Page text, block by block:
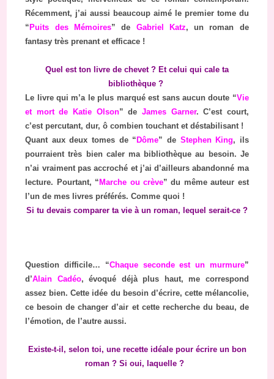
Récemment, j’ai aussi beaucoup aimé le premier tome du
“ Puits des Mémoires” de Gabriel Katz, un roman de
fantasy très prenant et efficace !
Quel est ton livre de chevet ? Et celui qui cale ta
bibliothèque ?
Le livre qui m’a le plus marqué est sans aucun doute “Vie
et mort de Katie Olson” de James Garner. C’est court,
c’est percutant, dur, ô combien touchant et déstabilisant !
Quant aux deux tomes de “ Dôme” de Stephen King, ils
pourraient très bien caler ma bibliothèque au besoin. Je
n’ai vraiment pas accroché et j’ai d’ailleurs abandonné ma
lecture. Pourtant, “ Marche ou crève” du même auteur est
l’un de mes livres préférés. Comme quoi !
Si tu devais comparer ta vie à un roman, lequel serait-ce ?
Question difficile… “Chaque seconde est un murmure”
d’Alain Cadéo, évoqué déjà plus haut, me correspond
assez bien. Cette idée du besoin d’écrire, cette mélancolie,
ce besoin de changer d’air et cette recherche du beau, de
l’émotion, de l’autre aussi.
Existe-t-il, selon toi, une recette idéale pour écrire un bon
roman ? Si oui, laquelle ?